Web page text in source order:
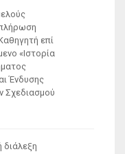
πλήρωση
επί
«Ιστορία
Ένδυσης
Σχεδιασμού
διάλεξη